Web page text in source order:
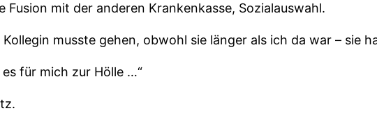
Fusion mit der anderen Krankenkasse, Sozialauswahl.
Kollegin musste gehen, obwohl sie länger als ich da war – sie
für mich zur Hölle …“